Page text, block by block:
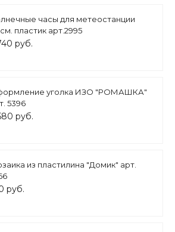
часы для метеостанции
пластик арт.2995
руб.
уголка ИЗО "РОМАШКА"
5396
руб.
из пластилина "Домик" арт.
руб.